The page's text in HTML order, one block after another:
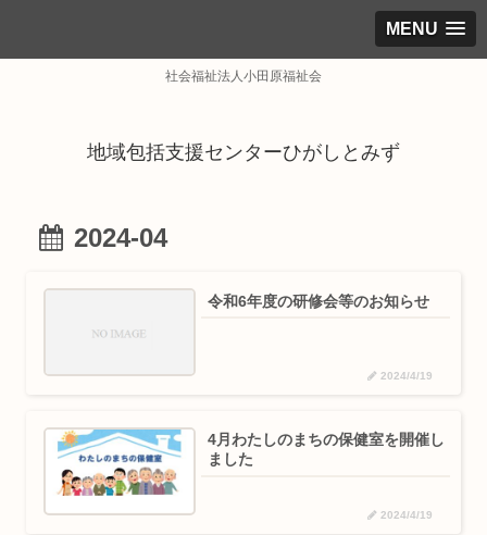
MENU
社会福祉法人小田原福祉会
地域包括支援センターひがしとみず
2024-04
令和6年度の研修会等のお知らせ
2024/4/19
4月わたしのまちの保健室を開催し
ました
2024/4/19